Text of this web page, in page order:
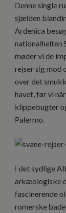
Denne single
sjælden
Ardenica
nationalhelten
møder vi de
rejser sig mod
over det
havet, før vi
klippebugter
Palermo.
I det sydlige
arkæologiske
fascinerende
romerske